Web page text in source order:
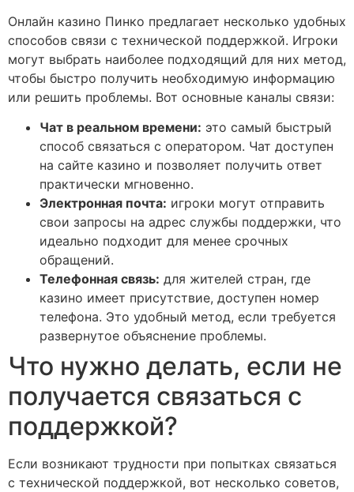
Онлайн казино Пинко предлагает несколько удобных
способов связи с технической поддержкой. Игроки
могут выбрать наиболее подходящий для них метод,
чтобы быстро получить необходимую информацию
или решить проблемы. Вот основные каналы связи:
Чат в реальном времени: это самый быстрый
способ связаться с оператором. Чат доступен
на сайте казино и позволяет получить ответ
практически мгновенно.
Электронная почта: игроки могут отправить
свои запросы на адрес службы поддержки, что
идеально подходит для менее срочных
обращений.
Телефонная связь: для жителей стран, где
казино имеет присутствие, доступен номер
телефона. Это удобный метод, если требуется
развернутое объяснение проблемы.
Что нужно делать, если не
получается связаться с
поддержкой?
Если возникают трудности при попытках связаться
с технической поддержкой, вот несколько советов,